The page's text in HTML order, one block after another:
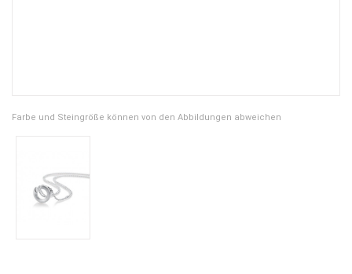
Farbe und Steingröße können von den Abbildungen abweichen